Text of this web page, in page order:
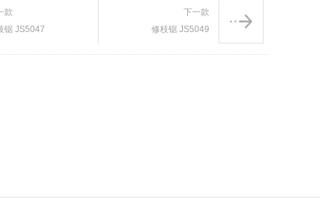
款
锯 JS5047
下一款
修枝锯 JS5049